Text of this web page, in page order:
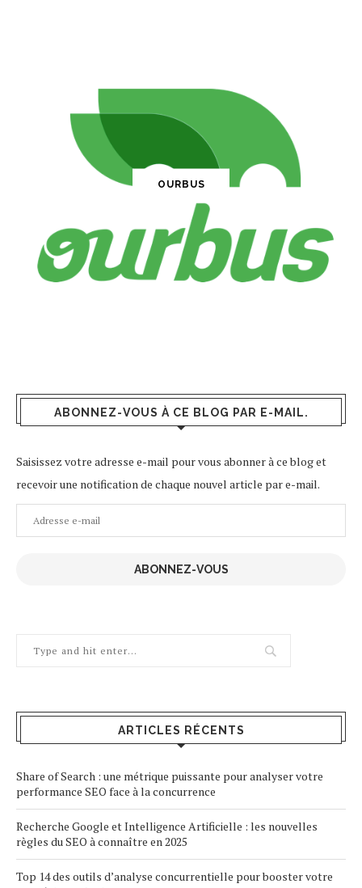
OURBUS
ABONNEZ-VOUS À CE BLOG PAR E-MAIL.
Saisissez votre adresse e-mail pour vous abonner à ce blog et
recevoir une notification de chaque nouvel article par e-mail.
Adresse
e-
ABONNEZ-VOUS
ARTICLES RÉCENTS
Share of Search : une métrique puissante pour analyser votre
performance SEO face à la concurrence
Recherche Google et Intelligence Artificielle : les nouvelles
règles du SEO à connaître en 2025
Top 14 des outils d’analyse concurrentielle pour booster votre